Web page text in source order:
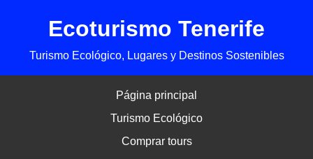
Ecoturismo Tenerife
Turismo Ecológico, Lugares y Destinos Sostenibles
Página principal
Turismo Ecológico
Comprar tours